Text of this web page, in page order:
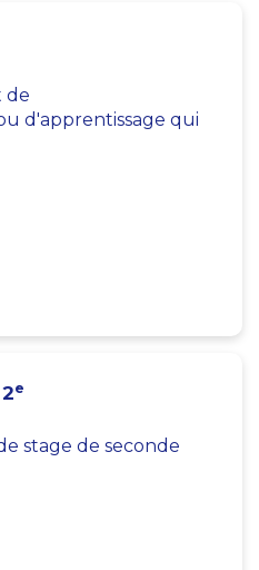
de
d'apprentissage qui
e
stage de seconde